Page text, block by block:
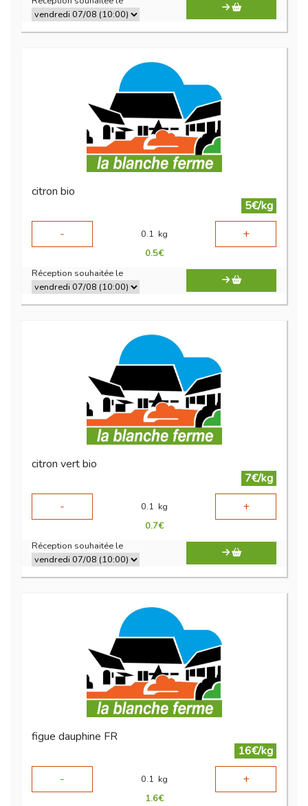
citron bio
5€/kg
-
0.1 kg +
0.5€
Réception souhaitée le
citron vert bio
7€/kg
-
0.1 kg +
0.7€
Réception souhaitée le
figue dauphine FR
16€/kg
-
0.1 kg +
1.6€